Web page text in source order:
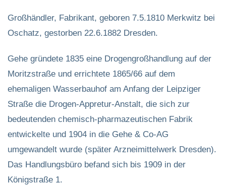
Großhändler, Fabrikant, geboren 7.5.1810 Merkwitz bei
Oschatz, gestorben 22.6.1882 Dresden.
Gehe gründete 1835 eine Drogengroßhandlung auf der
Moritzstraße und errichtete 1865/66 auf dem
ehemaligen Wasserbauhof am Anfang der Leipziger
Straße die Drogen-Appretur-Anstalt, die sich zur
bedeutenden chemisch-pharmazeutischen Fabrik
entwickelte und 1904 in die Gehe & Co-AG
umgewandelt wurde (später Arzneimittelwerk Dresden).
Das Handlungsbüro befand sich bis 1909 in der
Königstraße 1.